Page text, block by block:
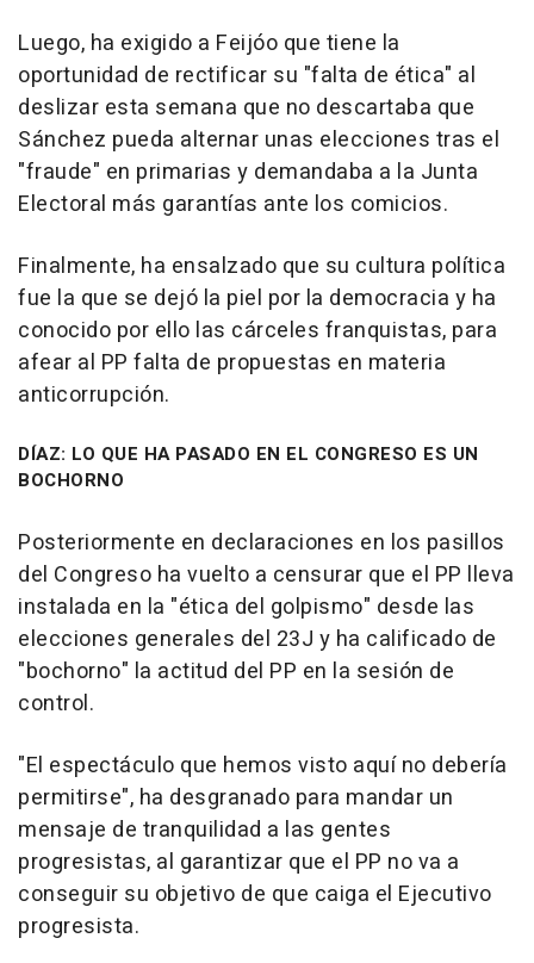
Luego, ha exigido a Feijóo que tiene la
oportunidad de rectificar su "falta de ética" al
deslizar esta semana que no descartaba que
Sánchez pueda alternar unas elecciones tras el
"fraude" en primarias y demandaba a la Junta
Electoral más garantías ante los comicios.
Finalmente, ha ensalzado que su cultura política
fue la que se dejó la piel por la democracia y ha
conocido por ello las cárceles franquistas, para
afear al PP falta de propuestas en materia
anticorrupción.
DÍAZ: LO QUE HA PASADO EN EL CONGRESO ES UN
BOCHORNO
Posteriormente en declaraciones en los pasillos
del Congreso ha vuelto a censurar que el PP lleva
instalada en la "ética del golpismo" desde las
elecciones generales del 23J y ha calificado de
"bochorno" la actitud del PP en la sesión de
control.
"El espectáculo que hemos visto aquí no debería
permitirse", ha desgranado para mandar un
mensaje de tranquilidad a las gentes
progresistas, al garantizar que el PP no va a
conseguir su objetivo de que caiga el Ejecutivo
progresista.